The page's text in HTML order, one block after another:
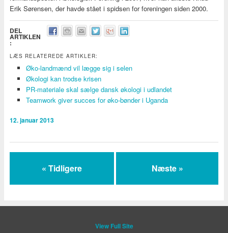
Erik Sørensen, der havde stået i spidsen for foreningen siden 2000.
DEL
ARTIKLEN
:
LÆS RELATEREDE ARTIKLER:
Øko-landmænd vil lægge sig i selen
Økologi kan trodse krisen
PR-materiale skal sælge dansk økologi i udlandet
Teamwork giver succes for øko-bønder i Uganda
12. januar 2013
« Tidligere Næste »
View Full Site